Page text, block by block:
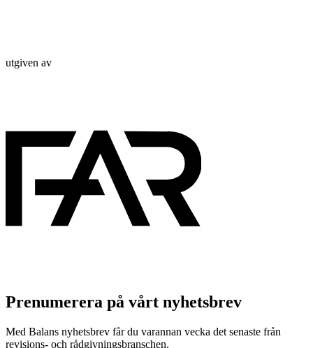
utgiven av
Prenumerera på vårt nyhetsbrev
Med Balans nyhetsbrev får du varannan vecka det senaste från
revisions- och rådgivningsbranschen.